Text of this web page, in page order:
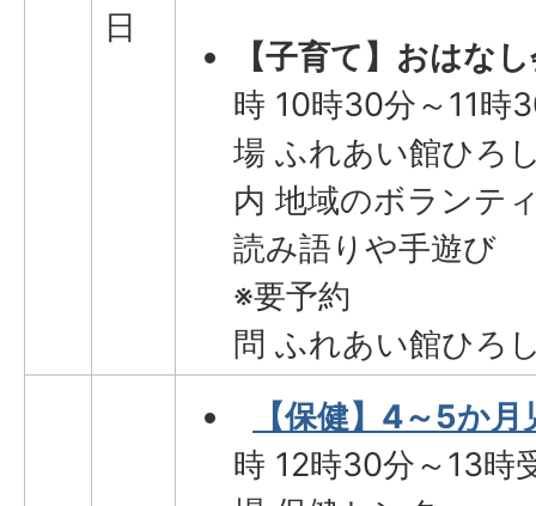
日
【子育て】おはな
時 10時30分～11時
場 ふれあい館ひろ
内 地域のボランテ
読み語りや手遊び
※要予約
問 ふれあい館ひろ
【保健】4～5か月
時 12時30分～13時